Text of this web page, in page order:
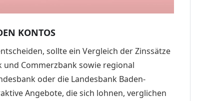
KONTOS
sollte ein Vergleich der Zinssätze
Commerzbank sowie regional
oder die Landesbank Baden-
Angebote, die sich lohnen, verglichen